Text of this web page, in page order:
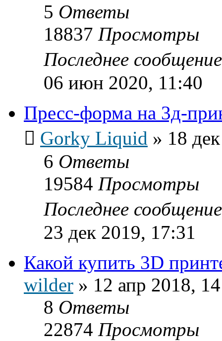
5 Ответы
18837 Просмотры
Последнее
06 июн 2020, 11:40
Пресс-форма на 3д-
Gorky Liquid » 18
6 Ответы
19584 Просмотры
Последнее
23 дек 2019, 17:31
Какой купить 3D
wilder » 12 апр 2018,
8 Ответы
22874 Просмотры